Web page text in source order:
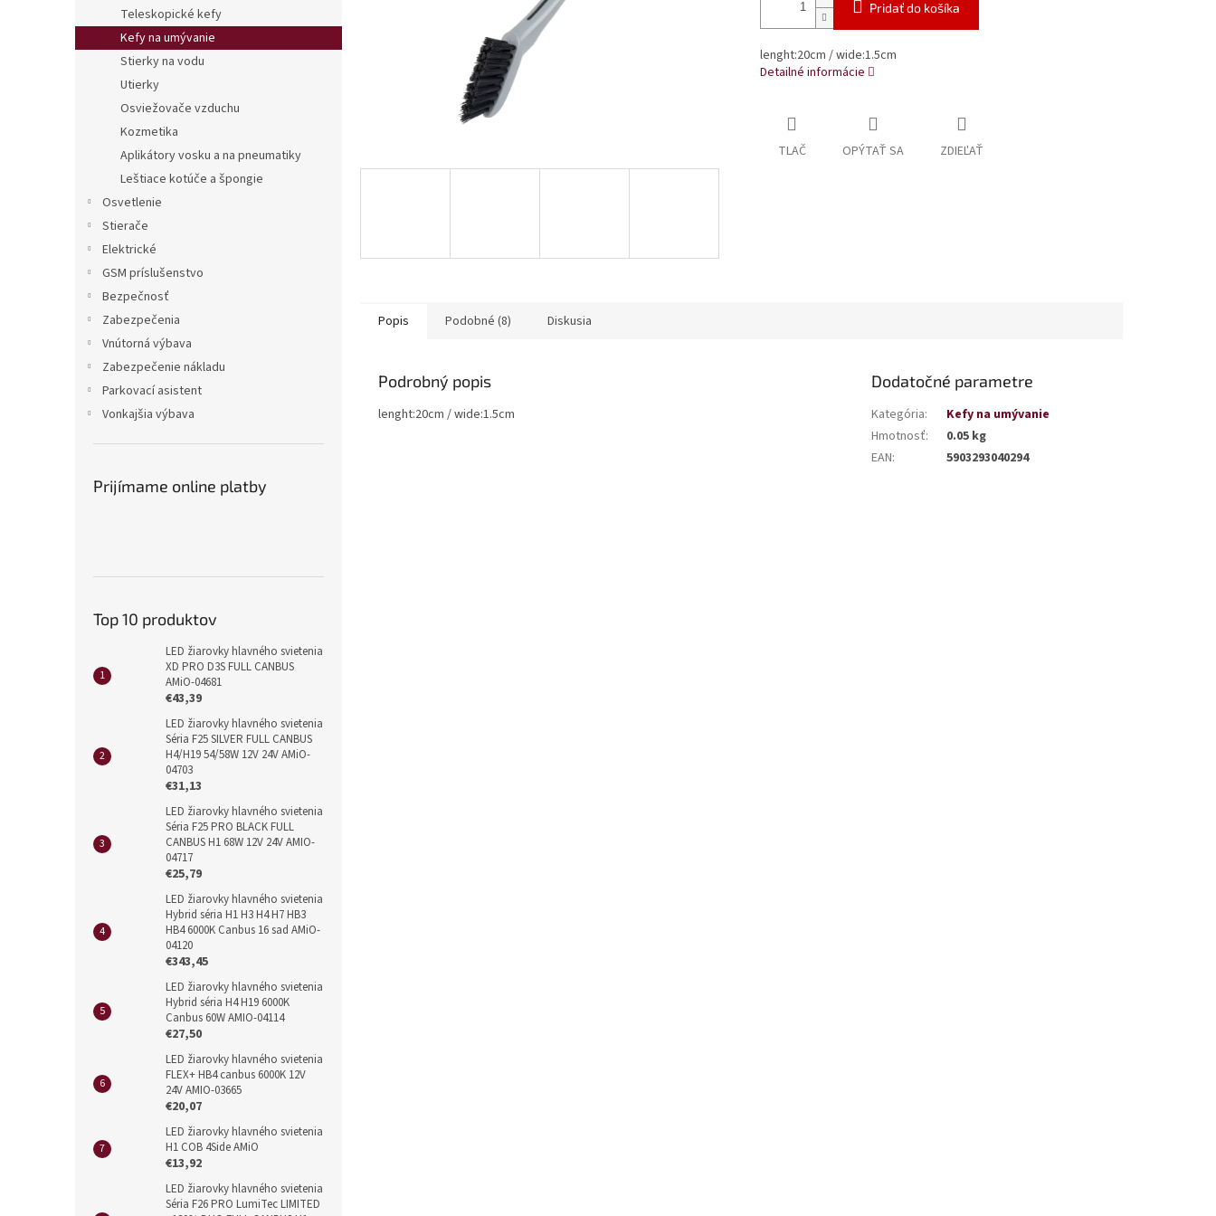
Teleskopické kefy
Kefy na umývanie
Stierky na vodu
Utierky
Osviežovače vzduchu
Kozmetika
Aplikátory vosku a na pneumatiky
Leštiace kotúče a špongie
Osvetlenie
Stierače
Elektrické
GSM príslušenstvo
Bezpečnosť
Zabezpečenia
Vnútorná výbava
Zabezpečenie nákladu
Parkovací asistent
Vonkajšia výbava
Prijímame online platby
Top 10 produktov
LED žiarovky hlavného svietenia
XD PRO D3S FULL CANBUS
AMiO-04681
€43,39
LED žiarovky hlavného svietenia
Séria F25 SILVER FULL CANBUS
H4/H19 54/58W 12V 24V AMiO-
04703
€31,13
LED žiarovky hlavného svietenia
Séria F25 PRO BLACK FULL
CANBUS H1 68W 12V 24V AMIO-
04717
€25,79
LED žiarovky hlavného svietenia
Hybrid séria H1 H3 H4 H7 HB3
HB4 6000K Canbus 16 sad AMiO-
04120
€343,45
LED žiarovky hlavného svietenia
Hybrid séria H4 H19 6000K
Canbus 60W AMIO-04114
€27,50
LED žiarovky hlavného svietenia
FLEX+ HB4 canbus 6000K 12V
24V AMIO-03665
€20,07
LED žiarovky hlavného svietenia
H1 COB 4Side AMiO
€13,92
LED žiarovky hlavného svietenia
Séria F26 PRO LumiTec LIMITED
Pridať do košíka
lenght:20cm / wide:1.5cm
Detailné informácie
TLAČ OPÝTAŤ SA ZDIEĽAŤ
Popis Podobné (8) Diskusia
Podrobný popis
lenght:20cm / wide:1.5cm
Dodatočné parametre
Kategória:
Kefy na umývanie
Hmotnosť:
0.05 kg
EAN: 5903293040294